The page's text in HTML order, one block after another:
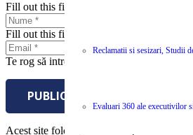
Reclamatii si sesizari, Studii
Evaluari 360 ale executivilor
Fill out this field
Fill out this field
Te rog să introduci o adresă de email
PUBLICĂ COMENTARIUL
Acest site folosește Akismet pentru a